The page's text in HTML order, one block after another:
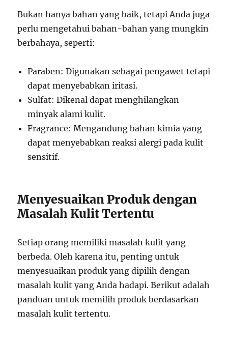
Bukan hanya bahan yang baik, tetapi Anda juga
perlu mengetahui bahan-bahan yang mungkin
berbahaya, seperti:
Paraben: Digunakan sebagai pengawet tetapi
dapat menyebabkan iritasi.
Sulfat: Dikenal dapat menghilangkan
minyak alami kulit.
Fragrance: Mengandung bahan kimia yang
dapat menyebabkan reaksi alergi pada kulit
sensitif.
Menyesuaikan Produk dengan
Masalah Kulit Tertentu
Setiap orang memiliki masalah kulit yang
berbeda. Oleh karena itu, penting untuk
menyesuaikan produk yang dipilih dengan
masalah kulit yang Anda hadapi. Berikut adalah
panduan untuk memilih produk berdasarkan
masalah kulit tertentu.